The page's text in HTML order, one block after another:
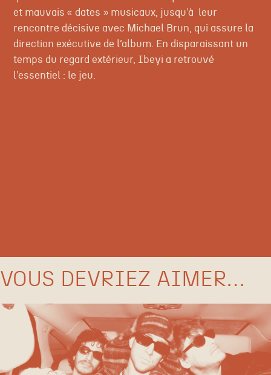
et mauvais « dates » musicaux, jusqu’à leur
rencontre décisive avec Michael Brun, qui assure la
direction exécutive de l’album. En disparaissant un
temps du regard extérieur, Ibeyi a retrouvé
l’essentiel : le jeu.
VOUS DEVRIEZ AIMER…